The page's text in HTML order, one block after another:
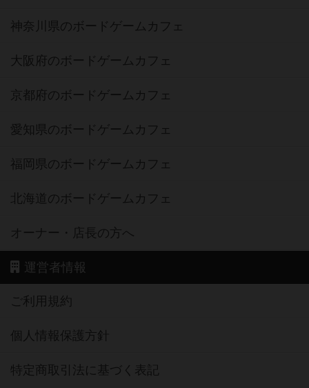
神奈川県のボードゲームカフェ
大阪府のボードゲームカフェ
京都府のボードゲームカフェ
愛知県のボードゲームカフェ
福岡県のボードゲームカフェ
北海道のボードゲームカフェ
オーナー・店長の方へ
運営者情報
ご利用規約
個人情報保護方針
特定商取引法に基づく表記